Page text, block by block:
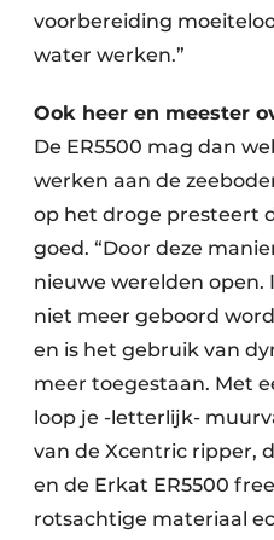
voorbereiding
water werken.”
Ook heer en meester
De ER5500 mag dan
werken aan de
op het droge presteert
goed. “Door deze
nieuwe werelden open.
niet meer geboord
en is het gebruik van
meer toegestaan. Met
loop je -letterlijk-
van de Xcentric ripper,
en de Erkat ER5500
rotsachtige materiaal